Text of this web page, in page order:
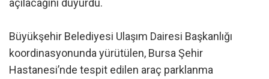
açılacağını duyurdu.
Büyükşehir Belediyesi Ulaşım Dairesi Başkanlığı
koordinasyonunda yürütülen, Bursa Şehir
Hastanesi’nde tespit edilen araç parklanma